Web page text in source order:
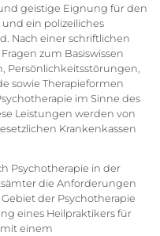
geistige Eignung für den
ein polizeiliches
Nach einer schriftlichen
zum Basiswissen
Persönlichkeitsstörungen,
sowie Therapieformen
im Sinne des
Leistungen werden von
Krankenkassen
Psychotherapie in der
die Anforderungen
der Psychotherapie
eines Heilpraktikers für
einem